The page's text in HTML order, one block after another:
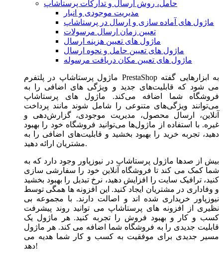
حامل، روش ارسال و تدارکات پرستاشاپ
مدیریت موجودی و انبار
ماژول های آماده سازی و ارسال در پرستاشاپ
تعیین زمان ارسال مرسولات
ماژول های تعیین هزینه ارسال
ماژول های تعیین حامل و نحوه ارسال
ماژول های تعیین مکان دریافت مرسوله
ماژول‌ پرستاشاپ در پلتفرم PrestaShop به ابزارهایی گفته
می شود که قابلیت‌های جدید و ویژگی های اضافی را به
فروشگاه شما اضافه می‌کند. ماژول های پرستاشاپ
می‌توانند ویژگی‌های متنوعی را شامل شوند مانند پرداخت
آنلاین، ارسال محصول، مدیریت موجودی، گزارش‌دهی و
غیره. با استفاده از ماژول‌ها می‌توانید فروشگاه خود را بهبود
دهید، تجربه خرید را بهبود بخشید و قابلیت‌های اضافی را به
مشتریان ارائه دهید.
بیش از صدها ماژول پرستاشاپ در نیوزپاور وجود دارد که به
شما کمک می کند تا فروشگاه آنلاین خود را سفارشی سازی
کنید، ترافیک سایت را افزایش دهید، نرخ تبدیل را بهبود بخشید
و وفاداری در مشتریان ایجاد کنید. این افزونه ها همگی توسط
نیوزپاور خریداری شده اند و اصالت دارند. با مجموعه بی
نظیری از افزونه های پرستاشاپ می توانید روند پیشرفت
کسب و کار و بهبود فروش را تجربه کنید. هر ماژول یک
قابلیت جدیدی را به فروشگاه شما اضافه می کند. هر ماژول
مسیر جدیدی برای موفقیت به کسب و کار شما هدیه می
دهد!